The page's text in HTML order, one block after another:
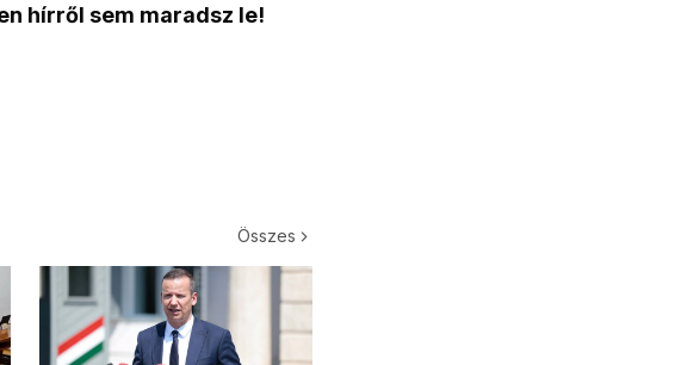
hírről sem maradsz le!
Összes